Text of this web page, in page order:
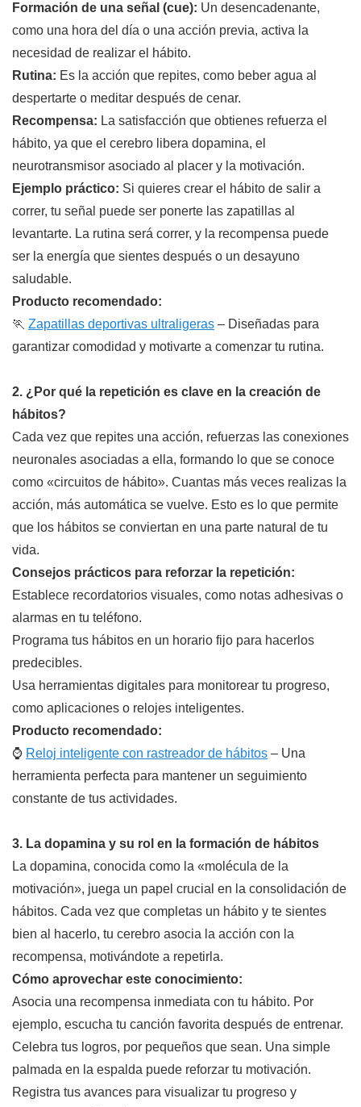
Formación de una señal (cue): Un desencadenante,
como una hora del día o una acción previa, activa la
necesidad de realizar el hábito.
Rutina: Es la acción que repites, como beber agua al
despertarte o meditar después de cenar.
Recompensa: La satisfacción que obtienes refuerza el
hábito, ya que el cerebro libera dopamina, el
neurotransmisor asociado al placer y la motivación.
Ejemplo práctico: Si quieres crear el hábito de salir a
correr, tu señal puede ser ponerte las zapatillas al
levantarte. La rutina será correr, y la recompensa puede
ser la energía que sientes después o un desayuno
saludable.
Producto recomendado:
🏃 Zapatillas deportivas ultraligeras – Diseñadas para
garantizar comodidad y motivarte a comenzar tu rutina.
2. ¿Por qué la repetición es clave en la creación de
hábitos?
Cada vez que repites una acción, refuerzas las conexiones
neuronales asociadas a ella, formando lo que se conoce
como «circuitos de hábito». Cuantas más veces realizas la
acción, más automática se vuelve. Esto es lo que permite
que los hábitos se conviertan en una parte natural de tu
vida.
Consejos prácticos para reforzar la repetición:
Establece recordatorios visuales, como notas adhesivas o
alarmas en tu teléfono.
Programa tus hábitos en un horario fijo para hacerlos
predecibles.
Usa herramientas digitales para monitorear tu progreso,
como aplicaciones o relojes inteligentes.
Producto recomendado:
⌚ Reloj inteligente con rastreador de hábitos – Una
herramienta perfecta para mantener un seguimiento
constante de tus actividades.
3. La dopamina y su rol en la formación de hábitos
La dopamina, conocida como la «molécula de la
motivación», juega un papel crucial en la consolidación de
hábitos. Cada vez que completas un hábito y te sientes
bien al hacerlo, tu cerebro asocia la acción con la
recompensa, motivándote a repetirla.
Cómo aprovechar este conocimiento:
Asocia una recompensa inmediata con tu hábito. Por
ejemplo, escucha tu canción favorita después de entrenar.
Celebra tus logros, por pequeños que sean. Una simple
palmada en la espalda puede reforzar tu motivación.
Registra tus avances para visualizar tu progreso y